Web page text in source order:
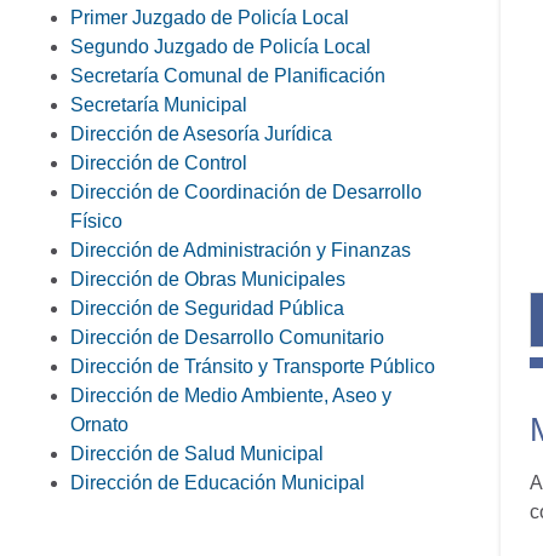
Primer Juzgado de Policía Local
Segundo Juzgado de Policía Local
Secretaría Comunal de Planificación
Secretaría Municipal
Dirección de Asesoría Jurídica
Dirección de Control
Dirección de Coordinación de Desarrollo
Físico
Dirección de Administración y Finanzas
Dirección de Obras Municipales
Dirección de Seguridad Pública
Dirección de Desarrollo Comunitario
Dirección de Tránsito y Transporte Público
Dirección de Medio Ambiente, Aseo y
Ornato
Dirección de Salud Municipal
Dirección de Educación Municipal